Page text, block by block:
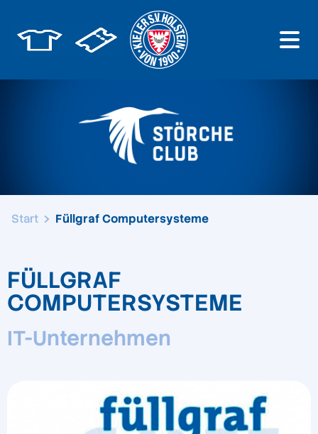
Start Füllgraf Computersysteme
FÜLLGRAF
COMPUTERSYSTEME
IT-Unternehmen